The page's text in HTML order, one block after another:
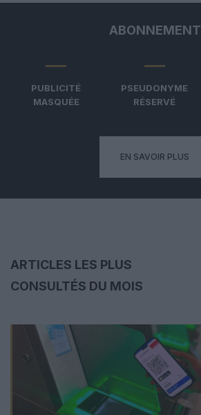
ABONNEMENT
PUBLICITÉ
MASQUÉE
PSEUDONYME
RÉSERVÉ
EN SAVOIR PLUS
ARTICLES LES PLUS
CONSULTÉS DU MOIS